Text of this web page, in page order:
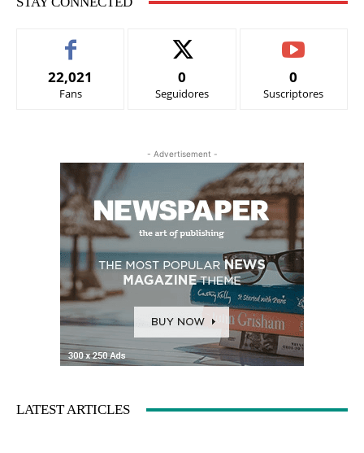
22,021
Fans
0
Seguidores
0
Suscriptores
- Advertisement -
LATEST ARTICLES